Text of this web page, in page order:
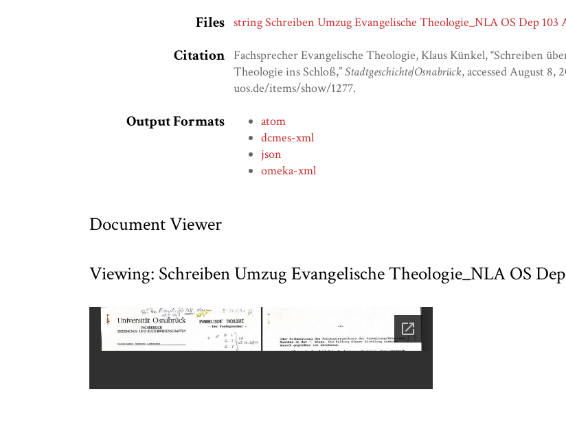
Files string Schreiben Umzug Evangelische Theologie_NLA OS Dep
Citation
Fachsprecher Evangelische Theologie, Klaus Künkel, “Schreiben
Theologie ins Schloß,”Stadtgeschichte|Osnabrück, accessed August 8,
uos.de/items/show/1277.
Output Formats
atom
dcmes-xml
json
omeka-xml
Document Viewer
Viewing: Schreiben Umzug Evangelische Theologie_NLA OS